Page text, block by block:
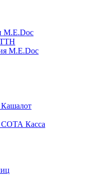
M.E.Doc
ТТН
M.E.Doc
Кашалот
СОТА Касса